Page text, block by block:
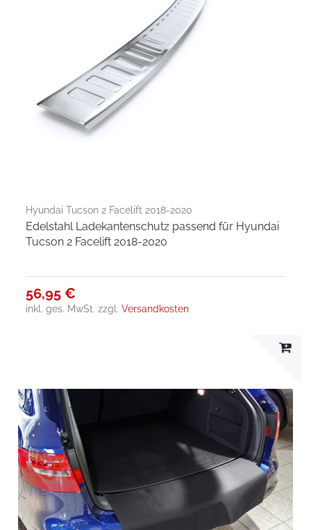
Hyundai Tucson 2 Facelift 2018-2020
Edelstahl Ladekantenschutz passend für Hyundai
Tucson 2 Facelift 2018-2020
56,95 €
inkl. ges. MwSt. zzgl.Versandkosten